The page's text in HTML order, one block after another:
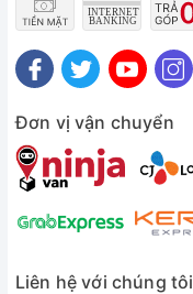
Đơn vị vận chuyển
Liên hệ với chúng tôi